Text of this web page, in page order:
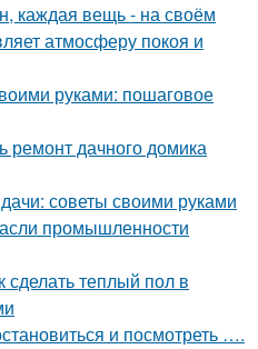
каждая вещь - на своём
атмосферу покоя и
руками: пошаговое
ремонт дачного домика
советы своими руками
промышленности
сделать теплый пол в
и посмотреть ….